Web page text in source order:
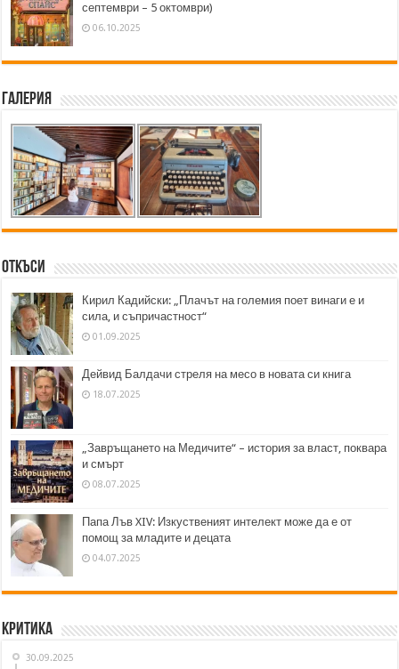
септември – 5 октомври)
06.10.2025
Галерия
Откъси
Кирил Кадийски: „Плачът на големия поет винаги е и
сила, и съпричастност“
01.09.2025
Дейвид Балдачи стреля на месо в новата си книга
18.07.2025
„Завръщането на Медичите“ – история за власт, поквара
и смърт
08.07.2025
Папа Лъв XIV: Изкуственият интелект може да е от
помощ за младите и децата
04.07.2025
Критика
30.09.2025